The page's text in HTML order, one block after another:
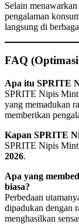
Selain
pengalaman
langsung di
FAQ
Apa itu SPRITE
SPRITE Nipis Mint
yang memadukan
memberikan
Kapan SPRITE
SPRITE Nipis Mint
2026.
Apa yang
biasa?
Perbedaan
dipadukan dengan
menghasilkan